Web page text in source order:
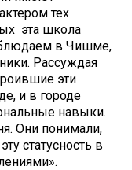
тех
эта школа
в Чишме,
Рассуждая
эти
и в городе
навыки.
Они понимали,
статусность в